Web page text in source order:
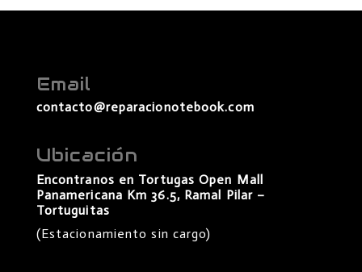
Email
contacto@reparacionotebook.com
Ubicación
Encontranos en Tortugas Open Mall
Panamericana Km 36.5, Ramal Pilar –
Tortuguitas
(Estacionamiento sin cargo)